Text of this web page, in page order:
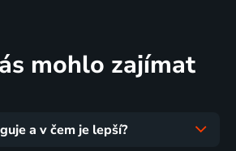
mohlo zajímat
a v čem je lepší?